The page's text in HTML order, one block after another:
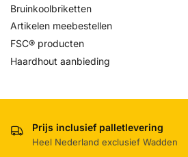
Bruinkoolbriketten
Artikelen meebestellen
FSC® producten
Haardhout aanbieding
Prijs inclusief palletlevering
Heel Nederland exclusief Wadden